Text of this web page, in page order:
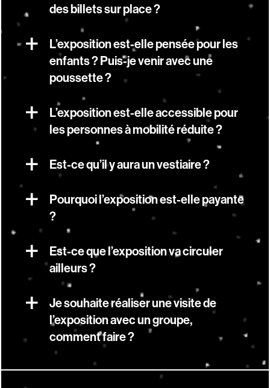
des billets sur place ?
L’exposition est-elle pensée pour les
enfants ? Puis-je venir avec une
poussette ?
L’exposition est-elle accessible pour
les personnes à mobilité réduite ?
Est-ce qu’il y aura un vestiaire ?
Pourquoi l’exposition est-elle payante
?
Est-ce que l’exposition va circuler
ailleurs ?
Je souhaite réaliser une visite de
l’exposition avec un groupe,
comment faire ?